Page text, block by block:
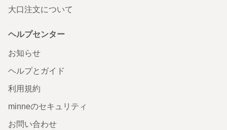
大口注文について
ヘルプセンター
お知らせ
ヘルプとガイド
利用規約
minneのセキュリティ
お問い合わせ